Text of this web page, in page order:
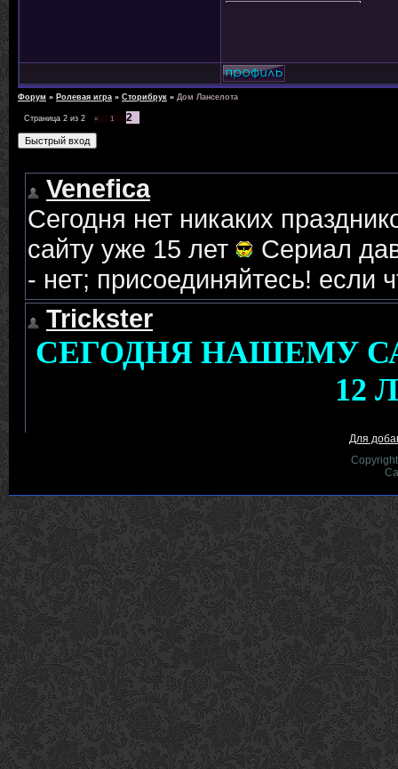
Форум » Ролевая игра » Сторибрук » Дом Ланселота
Страница 2 из 2 « 1 2
Для